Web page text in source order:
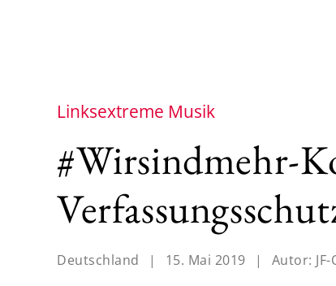
Linksextreme Musik
#Wirsindmehr-
Deutschland | 15. Mai 2019 | Autor: